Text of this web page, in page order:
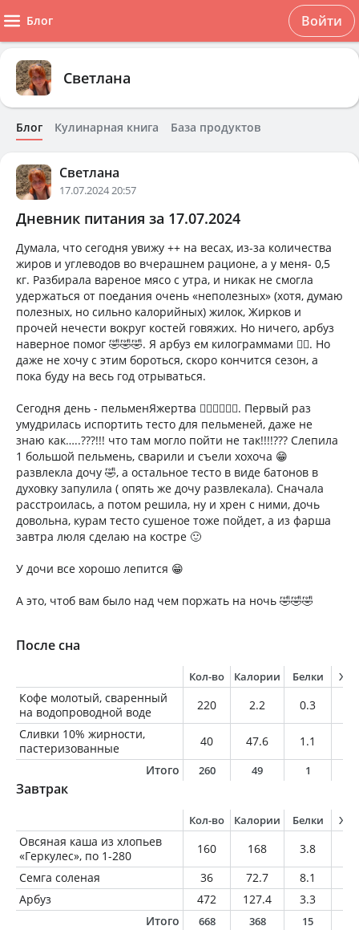
Блог Войти
Светлана
Блог Кулинарная книга База продуктов
Светлана
17.07.2024 20:57
Дневник питания за 17.07.2024
Думала, что сегодня увижу ++ на весах, из-за количества
жиров и углеводов во вчерашнем рационе, а у меня- 0,5
кг. Разбирала вареное мясо с утра, и никак не смогла
удержаться от поедания очень «неполезных» (хотя, думаю
полезных, но сильно калорийных) жилок, Жирков и
прочей нечести вокруг костей говяжих. Но ничего, арбуз
наверное помог 🤣🤣🤣. Я арбуз ем килограммами 🤦‍♀️. Но
даже не хочу с этим бороться, скоро кончится сезон, а
пока буду на весь год отрываться.
Сегодня день - пельменЯжертва 🤦‍♀️🤦‍♀️🤦‍♀️. Первый раз
умудрилась испортить тесто для пельменей, даже не
знаю как…..???!!! что там могло пойти не так!!!!??? Слепила
1 большой пельмень, сварили и съели хохоча 😁
развлекла дочу 🤣, а остальное тесто в виде батонов в
духовку запулила ( опять же дочу развлекала). Сначала
расстроилась, а потом решила, ну и хрен с ними, дочь
довольна, курам тесто сушеное тоже пойдет, а из фарша
завтра люля сделаю на костре 🙂
У дочи все хорошо лепится 😁
А это, чтоб вам было над чем поржать на ночь 🤣🤣🤣
После сна
Кол-во Калории Белки
Кофе молотый, сваренный
на водопроводной воде
220 2.2 0.3
Сливки 10% жирности,
пастеризованные
40 47.6 1.1
Итого
260 49 1
Завтрак
Кол-во Калории Белки
Овсяная каша из хлопьев
«Геркулес», по 1-280
160 168 3.8
Семга соленая
36 72.7 8.1
Арбуз
472 127.4 3.3
Итого
668 368 15